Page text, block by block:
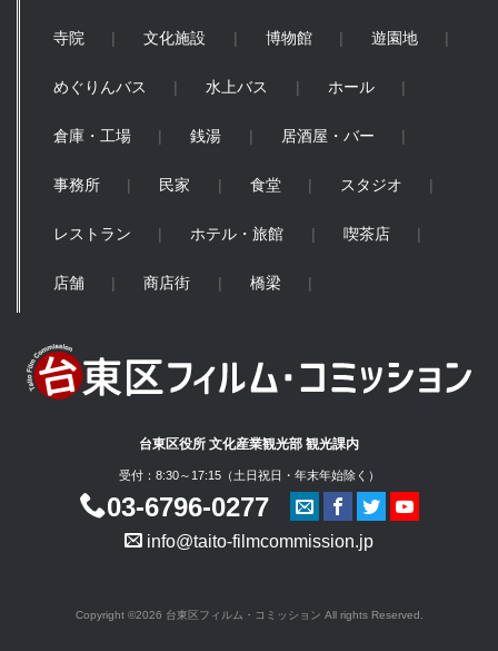
寺院 文化施設 博物館 遊園地
めぐりんバス 水上バス ホール
倉庫・工場 銭湯 居酒屋・バー
事務所 民家 食堂 スタジオ
レストラン ホテル・旅館 喫茶店
店舗 商店街 橋梁
台東区役所 文化産業観光部 観光課内
受付：8:30～17:15（土日祝日・年末年始除く）
03-6796-0277
info@taito-filmcommission.jp
Copyright ©2026 台東区フィルム・コミッション All rights Reserved.